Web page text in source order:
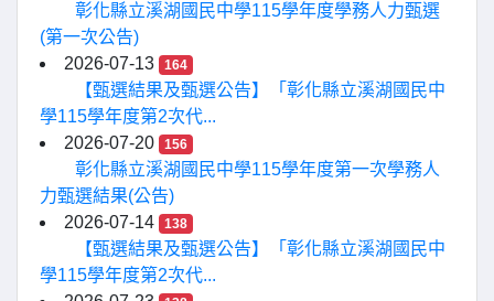
彰化縣立溪湖國民中學115學年度學務人力甄選
(第一次公告)
2026-07-13
164
【甄選結果及甄選公告】「彰化縣立溪湖國民中
學115學年度第2次代...
2026-07-20
156
彰化縣立溪湖國民中學115學年度第一次學務人
力甄選結果(公告)
2026-07-14
138
【甄選結果及甄選公告】「彰化縣立溪湖國民中
學115學年度第2次代...